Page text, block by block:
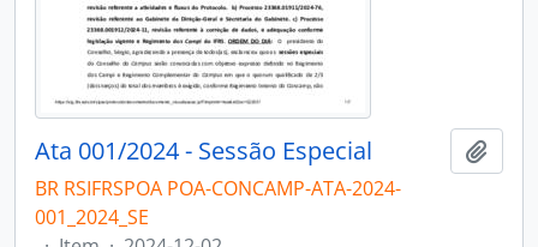
Ata 001/2024 - Sessão Especial
BR RSIFRSPOA POA-CONCAMP-ATA-2024-
001_2024_SE